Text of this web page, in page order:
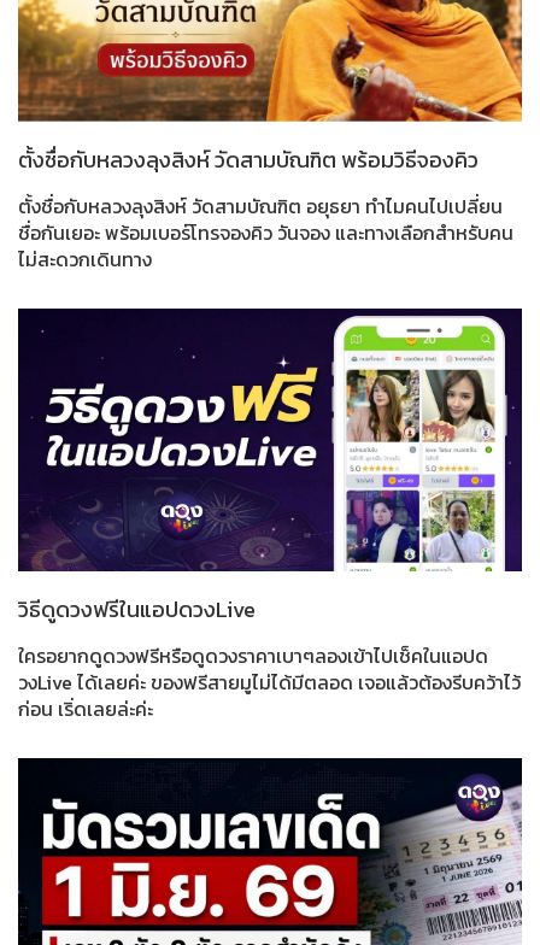
ตั้งชื่อกับหลวงลุงสิงห์ วัดสามบัณฑิต พร้อมวิธีจองคิว
ตั้งชื่อกับหลวงลุงสิงห์ วัดสามบัณฑิต อยุธยา ทำไมคนไปเปลี่ยน
ชื่อกันเยอะ พร้อมเบอร์โทรจองคิว วันจอง และทางเลือกสำหรับคน
ไม่สะดวกเดินทาง
วิธีดูดวงฟรีในแอปดวงLive
ใครอยากดูดวงฟรีหรือดูดวงราคาเบาๆลองเข้าไปเช็คในแอปด
วงLive ได้เลยค่ะ ของฟรีสายมูไม่ได้มีตลอด เจอแล้วต้องรีบคว้าไว้
ก่อน เริ่ดเลยล่ะค่ะ